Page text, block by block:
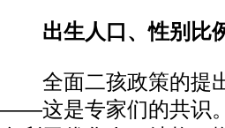
出生人口、性别比
全面二孩政策的提出
——这是专家们的共识